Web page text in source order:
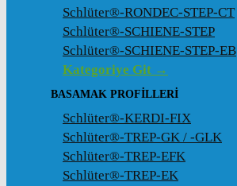
Schlüter®-RONDEC-STEP-CT
Schlüter®-SCHIENE-STEP
Schlüter®-SCHIENE-STEP-EB
Kategoriye Git →
BASAMAK PROFILLERI
Schlüter®-KERDI-FIX
Schlüter®-TREP-GK / -GLK
Schlüter®-TREP-EFK
Schlüter®-TREP-EK